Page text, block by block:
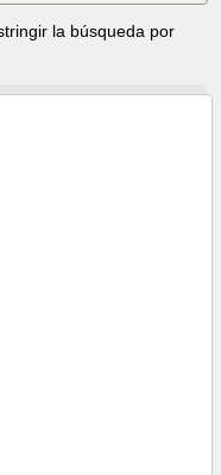
la búsqueda por